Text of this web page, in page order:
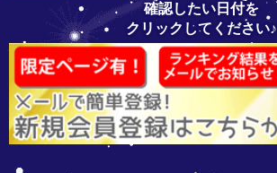
確認したい日付を
クリックしてください♪